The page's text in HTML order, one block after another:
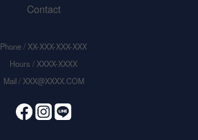
Contact
Phone / XX-XXX-XXX-XXX
Hours / XXXX-XXXX
Mail / XXX@XXXX.COM